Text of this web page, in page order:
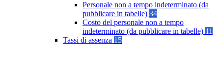
Personale non a tempo indeterminato (da
pubblicare in tabelle) 34
Costo del personale non a tempo
indeterminato (da pubblicare in tabelle) 11
Tassi di assenza 15